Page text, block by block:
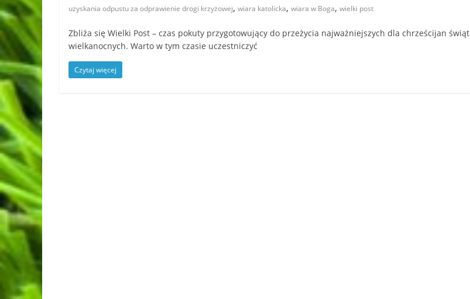
uzyskania odpustu za odprawienie drogi krzyżowej, wiara katolicka, wiara w Boga, wielki post
Zbliża się Wielki Post – czas pokuty przygotowujący do przeżycia najważniejszych dla chrześcijan świąt
wielkanocnych. Warto w tym czasie uczestniczyć
Czytaj więcej